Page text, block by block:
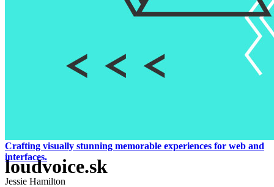
loudvoice.sk
Crafting visually stunning memorable experiences for web and
interfaces.
Jessie Hamilton